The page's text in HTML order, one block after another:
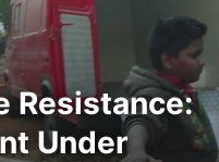
Resistance:
Under